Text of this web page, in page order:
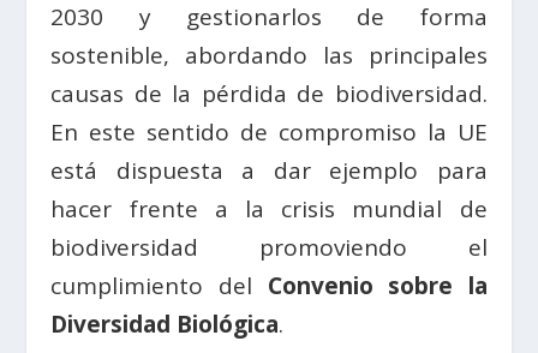
2030 y gestionarlos de forma
sostenible, abordando las principales
causas de la pérdida de biodiversidad.
En este sentido de compromiso la UE
está dispuesta a dar ejemplo para
hacer frente a la crisis mundial de
biodiversidad promoviendo el
cumplimiento del Convenio sobre la
Diversidad Biológica.